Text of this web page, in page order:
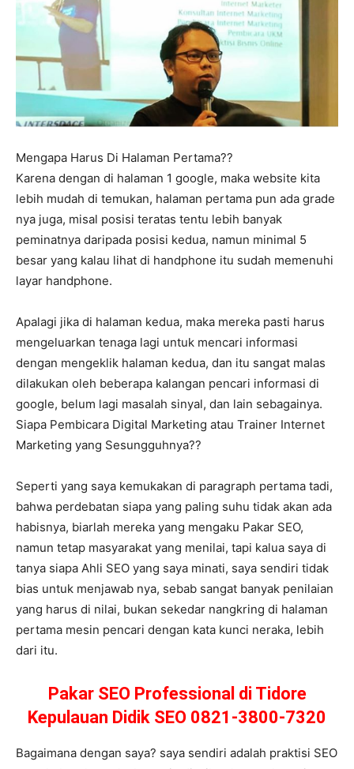
Mengapa Harus Di Halaman Pertama??
Karena dengan di halaman 1 google, maka website kita
lebih mudah di temukan, halaman pertama pun ada grade
nya juga, misal posisi teratas tentu lebih banyak
peminatnya daripada posisi kedua, namun minimal 5
besar yang kalau lihat di handphone itu sudah memenuhi
layar handphone.
Apalagi jika di halaman kedua, maka mereka pasti harus
mengeluarkan tenaga lagi untuk mencari informasi
dengan mengeklik halaman kedua, dan itu sangat malas
dilakukan oleh beberapa kalangan pencari informasi di
google, belum lagi masalah sinyal, dan lain sebagainya.
Siapa Pembicara Digital Marketing atau Trainer Internet
Marketing yang Sesungguhnya??
Seperti yang saya kemukakan di paragraph pertama tadi,
bahwa perdebatan siapa yang paling suhu tidak akan ada
habisnya, biarlah mereka yang mengaku Pakar SEO,
namun tetap masyarakat yang menilai, tapi kalua saya di
tanya siapa Ahli SEO yang saya minati, saya sendiri tidak
bias untuk menjawab nya, sebab sangat banyak penilaian
yang harus di nilai, bukan sekedar nangkring di halaman
pertama mesin pencari dengan kata kunci neraka, lebih
dari itu.
Pakar SEO Professional di Tidore
Kepulauan Didik SEO 0821-3800-7320
Bagaimana dengan saya? saya sendiri adalah praktisi SEO